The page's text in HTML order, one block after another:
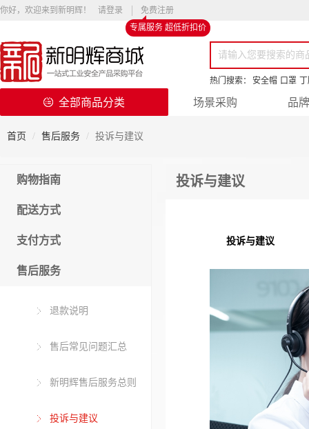
你好，欢迎来到新明辉！ 请登录
免费注册
专属服务 超低折扣价
热门搜索： 安全帽 口罩
全部商品分类 场景采购 品
首页 售后服务 投诉与建议
购物指南
配送方式
支付方式
售后服务
退款说明
售后常见问题汇总
新明辉售后服务总则
投诉与建议
投诉与建议
投诉与建议